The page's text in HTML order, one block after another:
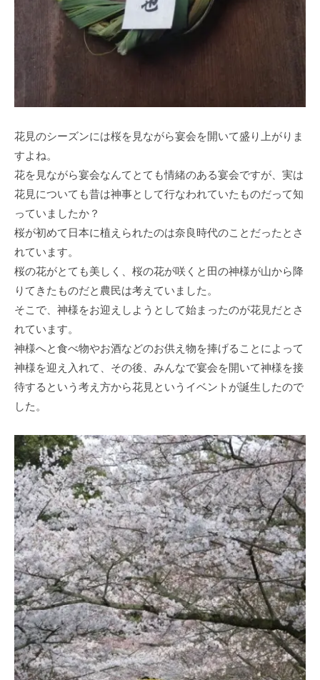
花見のシーズンには桜を見ながら宴会を開いて盛り上がりま
すよね。
花を見ながら宴会なんてとても情緒のある宴会ですが、実は
花見についても昔は神事として行なわれていたものだって知
っていましたか？
桜が初めて日本に植えられたのは奈良時代のことだったとさ
れています。
桜の花がとても美しく、桜の花が咲くと田の神様が山から降
りてきたものだと農民は考えていました。
そこで、神様をお迎えしようとして始まったのが花見だとさ
れています。
神様へと食べ物やお酒などのお供え物を捧げることによって
神様を迎え入れて、その後、みんなで宴会を開いて神様を接
待するという考え方から花見というイベントが誕生したので
した。